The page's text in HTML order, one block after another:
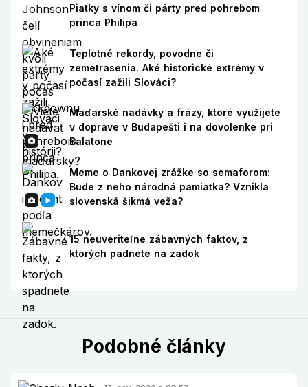
Piatky s vínom či párty pred pohrebom
princa Philipa
Teplotné rekordy, povodne či
zemetrasenia. Aké historické extrémy v
počasí zažili Slováci?
Maďarské nadávky a frázy, ktoré využijete
v doprave v Budapešti i na dovolenke pri
Balatone
Meme o Dankovej zrážke so semaforom:
Bude z neho národná pamiatka? Vznikla
slovenská šikmá veža?
15 neuveriteľne zábavných faktov, z
ktorých padnete na zadok
Podobné články